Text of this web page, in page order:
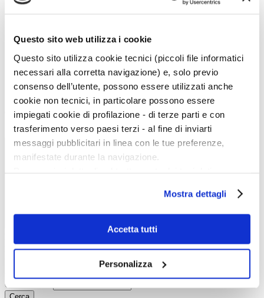
Questo sito web utilizza i cookie
Questo sito utilizza cookie tecnici (piccoli file informatici
necessari alla corretta navigazione) e, solo previo
consenso dell’utente, possono essere utilizzati anche
cookie non tecnici, in particolare possono essere
impiegati cookie di profilazione - di terze parti e con
trasferimento verso paesi terzi - al fine di inviarti
messaggi pubblicitari in linea con le tue preferenze,
manifestate durante la navigazione.
scelte privacy sui cookie, ti invitiamo a prendere visione
dell’informativa cookie.
Chiudendo il banner tramite la “X” prosegui la
navigazione senza alcuna profilazione e con installazione
il tuo consenso alla profilazione che potrai revocare in
Mostra dettagli
Accetta tutti
Personalizza
Menu Art e Dossier
Eventi
Mostre
Kids
In galleria
Cataloghi e libri
Aste e mercato
Concorsi e Lavoro
Calendario
Scegli la data e imposta i filtri per ottimizzare la tua ricerca
Fine evento:
Ordinamento: